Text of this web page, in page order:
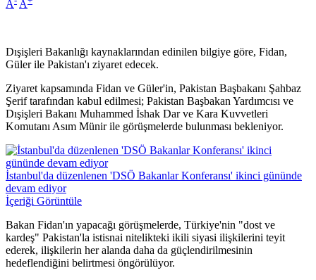
A A
Dışişleri Bakanlığı kaynaklarından edinilen bilgiye göre, Fidan,
Güler ile Pakistan'ı ziyaret edecek.
Ziyaret kapsamında Fidan ve Güler'in, Pakistan Başbakanı Şahbaz
Şerif tarafından kabul edilmesi; Pakistan Başbakan Yardımcısı ve
Dışişleri Bakanı Muhammed İshak Dar ve Kara Kuvvetleri
Komutanı Asım Münir ile görüşmelerde bulunması bekleniyor.
İstanbul'da düzenlenen 'DSÖ Bakanlar Konferansı' ikinci gününde
devam ediyor
İçeriği Görüntüle
Bakan Fidan'ın yapacağı görüşmelerde, Türkiye'nin "dost ve
kardeş" Pakistan'la istisnai nitelikteki ikili siyasi ilişkilerini teyit
ederek, ilişkilerin her alanda daha da güçlendirilmesinin
hedeflendiğini belirtmesi öngörülüyor.